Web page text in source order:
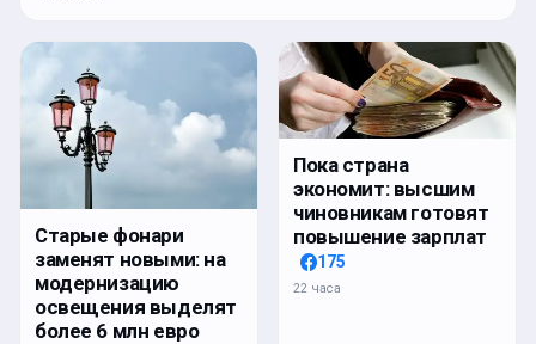
Старые фонари
заменят новыми: на
модернизацию
освещения выделят
более 6 млн евро
Пока страна
экономит: высшим
чиновникам готовят
повышение зарплат
175
22 часа